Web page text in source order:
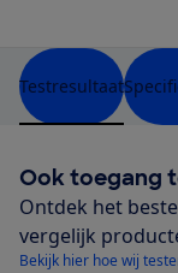
Testresultaat
Ook toegang
Ontdek het
vergelijk
Bekijk hier hoe wij